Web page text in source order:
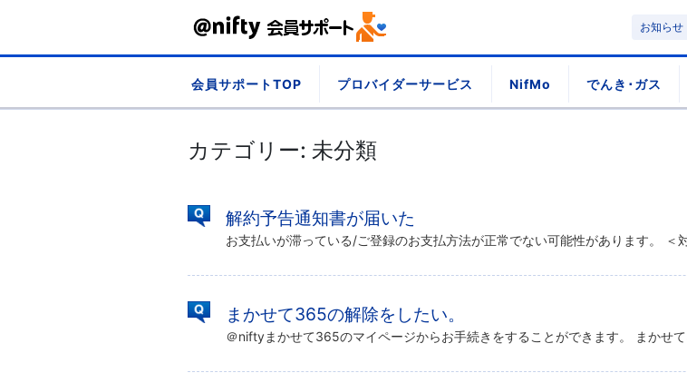
content
お知らせ
会員サポートTOP プロバイダーサービス NifMo でんき･ガス
カテゴリー: 未分類
解約予告通知書が届いた
まかせて365の解除をしたい。